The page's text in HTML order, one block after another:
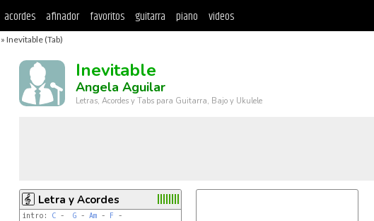
acordes afinador favoritos guitarra piano videos
» Inevitable (Tab)
Inevitable
Angela Aguilar
Letras, Acordes y Tabs para Guitarra, Bajo y Ukulele
Letra y Acordes
intro: C - G - Am - F -